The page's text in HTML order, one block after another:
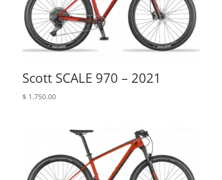
Scott SCALE 970 – 2021
$ 1.750.00